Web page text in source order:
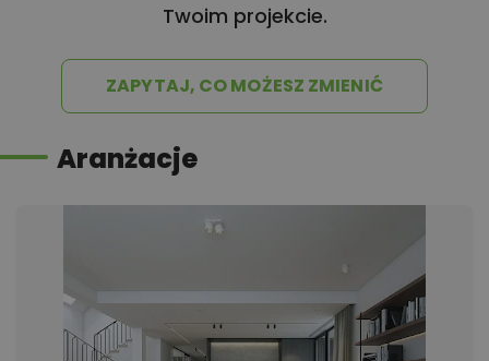
Twoim projekcie.
ZAPYTAJ, CO MOŻESZ ZMIENIĆ
Aranżacje